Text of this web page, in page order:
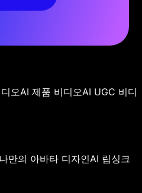
오AI 제품 비디오AI UGC 비디
나만의 아바타 디자인AI 립싱크